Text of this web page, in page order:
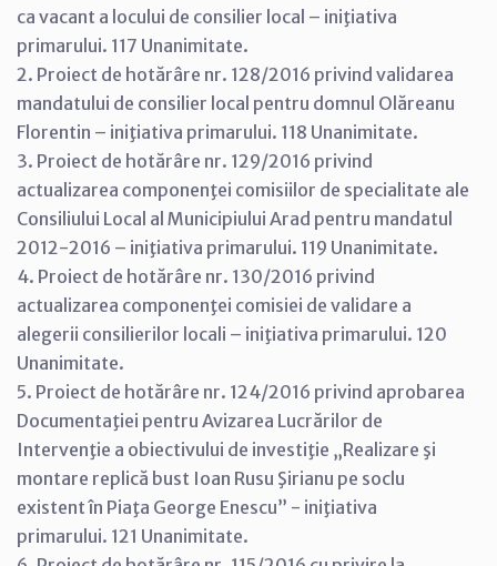
ca vacant a locului de consilier local – iniţiativa
primarului. 117 Unanimitate.
2. Proiect de hotărâre nr. 128/2016 privind validarea
mandatului de consilier local pentru domnul Olăreanu
Florentin – iniţiativa primarului. 118 Unanimitate.
3. Proiect de hotărâre nr. 129/2016 privind
actualizarea componenţei comisiilor de specialitate ale
Consiliului Local al Municipiului Arad pentru mandatul
2012-2016 – iniţiativa primarului. 119 Unanimitate.
4. Proiect de hotărâre nr. 130/2016 privind
actualizarea componenţei comisiei de validare a
alegerii consilierilor locali – iniţiativa primarului. 120
Unanimitate.
5. Proiect de hotărâre nr. 124/2016 privind aprobarea
Documentaţiei pentru Avizarea Lucrărilor de
Intervenţie a obiectivului de investiţie „Realizare şi
montare replică bust Ioan Rusu Şirianu pe soclu
existent în Piaţa George Enescu” - iniţiativa
primarului. 121 Unanimitate.